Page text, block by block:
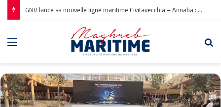
GNV lance sa nouvelle ligne maritime Civitavecchia – Annaba : Réservations ouvertes !